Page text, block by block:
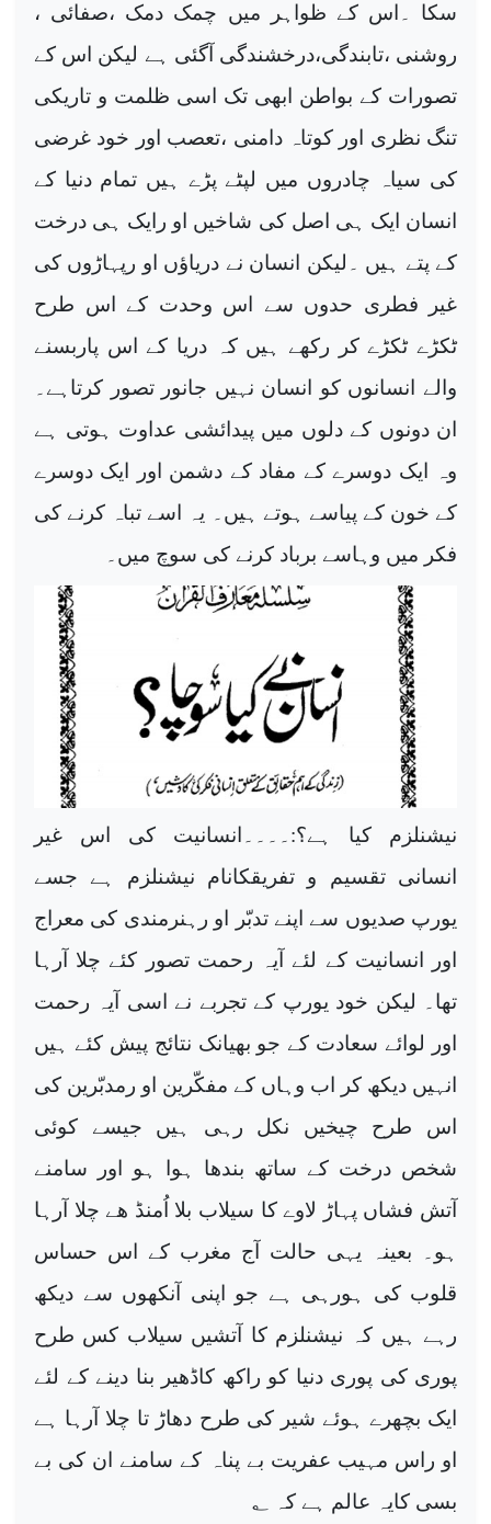
سکا ۔اس کے ظواہر میں چمک دمک ،صفائی ،
روشنی ،تابندگی،درخشندگی آگئی ہے لیکن اس کے
تصورات کے بواطن ابھی تک اسی ظلمت و تاریکی
تنگ نظری اور کوتاہ دامنی ،تعصب اور خود غرضی
کی سیاہ چادروں میں لپٹے پڑے ہیں تمام دنیا کے
انسان ایک ہی اصل کی شاخیں او رایک ہی درخت
کے پتے ہیں ۔لیکن انسان نے دریاؤں او رپہاڑوں کی
غیر فطری حدوں سے اس وحدت کے اس طرح
ٹکڑے ٹکڑے کر رکھے ہیں کہ دریا کے اس پاربسنے
والے انسانوں کو انسان نہیں جانور تصور کرتاہے۔
ان دونوں کے دلوں میں پیدائشی عداوت ہوتی ہے
وہ ایک دوسرے کے مفاد کے دشمن اور ایک دوسرے
کے خون کے پیاسے ہوتے ہیں۔ یہ اسے تباہ کرنے کی
فکر میں وہاسے برباد کرنے کی سوچ میں۔
نیشنلزم کیا ہے؟:۔۔۔۔انسانیت کی اس غیر
انسانی تقسیم و تفریقکانام نیشنلزم ہے جسے
یورپ صدیوں سے اپنے تدبّر او رہنرمندی کی معراج
اور انسانیت کے لئے آیہ رحمت تصور کئے چلا آرہا
تھا۔ لیکن خود یورپ کے تجربے نے اسی آیہ رحمت
اور لوائے سعادت کے جو بھیانک نتائج پیش کئے ہیں
انہیں دیکھ کر اب وہاں کے مفکّرین او رمدبّرین کی
اس طرح چیخیں نکل رہی ہیں جیسے کوئی
شخص درخت کے ساتھ بندھا ہوا ہو اور سامنے
آتش فشاں پہاڑ لاوے کا سیلاب بلا اُمنڈ ھے چلا آرہا
ہو۔ بعینہ یہی حالت آج مغرب کے اس حساس
قلوب کی ہورہی ہے جو اپنی آنکھوں سے دیکھ
رہے ہیں کہ نیشنلزم کا آتشیں سیلاب کس طرح
پوری کی پوری دنیا کو راکھ کاڈھیر بنا دینے کے لئے
ایک بچھرے ہوئے شیر کی طرح دھاڑ تا چلا آرہا ہے
او راس مہیب عفریت بے پناہ کے سامنے ان کی بے
بسی کایہ عالم ہے کہ ؂